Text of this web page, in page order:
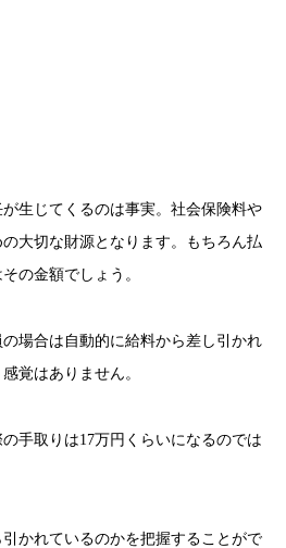
生じてくるのは事実。社会保険料や
大切な財源となります。もちろん払
の金額でしょう。
場合は自動的に給料から差し引かれ
覚はありません。
手取りは17万円くらいになるのでは
かれているのかを把握することがで